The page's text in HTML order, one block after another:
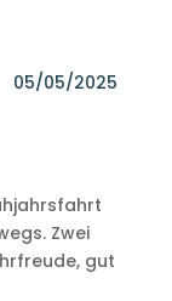
Zwei
gut
05/05/2025